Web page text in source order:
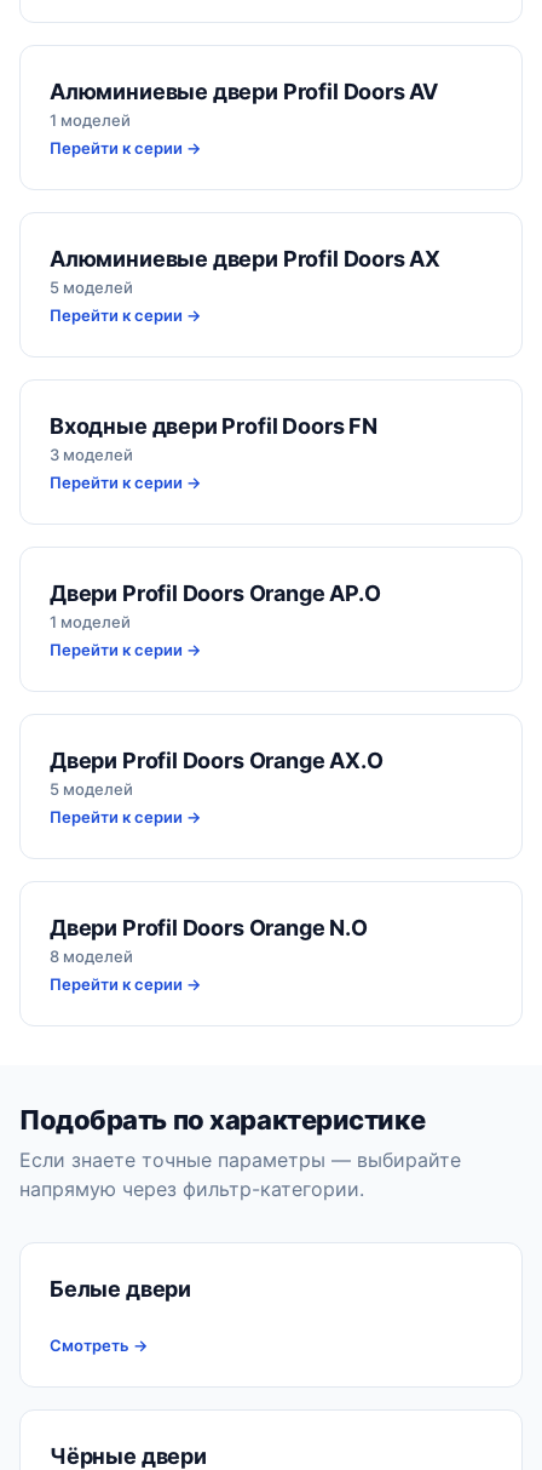
Алюминиевые двери Profil Doors AV
1 моделей
Перейти к серии →
Алюминиевые двери Profil Doors AX
5 моделей
Перейти к серии →
Входные двери Profil Doors FN
3 моделей
Перейти к серии →
Двери Profil Doors Orange AP.O
1 моделей
Перейти к серии →
Двери Profil Doors Orange AX.O
5 моделей
Перейти к серии →
Двери Profil Doors Orange N.O
8 моделей
Перейти к серии →
Подобрать по характеристике
Если знаете точные параметры — выбирайте
напрямую через фильтр-категории.
Белые двери
Смотреть →
Чёрные двери